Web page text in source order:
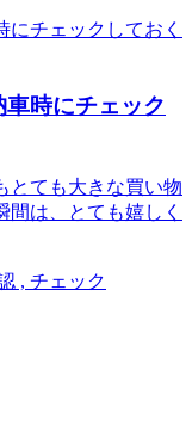
時にチェック
とても大きな買い物
は、とても嬉しく
, チェック